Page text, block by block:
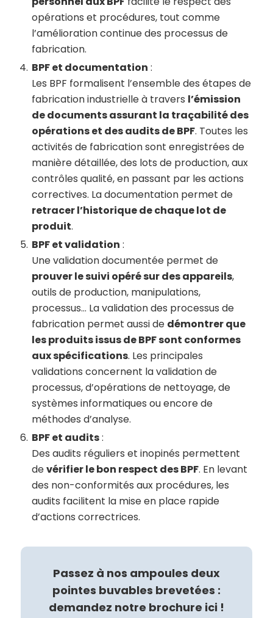
opérations et procédures, tout comme
l’amélioration continue des processus de
fabrication.
BPF et documentation :
Les BPF formalisent l’ensemble des étapes de
fabrication industrielle à travers l’émission
de documents assurant la traçabilité des
opérations et des audits de BPF. Toutes les
activités de fabrication sont enregistrées de
manière détaillée, des lots de production, aux
contrôles qualité, en passant par les actions
correctives. La documentation permet de
retracer l’historique de chaque lot de
produit.
BPF et validation :
Une validation documentée permet de
prouver le suivi opéré sur des appareils,
outils de production, manipulations,
processus… La validation des processus de
fabrication permet aussi de démontrer que
les produits issus de BPF sont conformes
aux spécifications. Les principales
validations concernent la validation de
processus, d’opérations de nettoyage, de
systèmes informatiques ou encore de
méthodes d’analyse.
BPF et audits:
Des audits réguliers et inopinés permettent
devérifier le bon respect des BPF. En levant
des non-conformités aux procédures, les
audits facilitent la mise en place rapide
d’actions correctrices.
Passez à nos ampoules deux
pointes buvables brevetées :
demandez notre brochure ici !